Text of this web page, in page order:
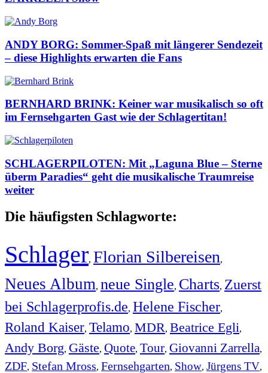
ANDY BORG: Sommer-Spaß mit längerer Sendezeit
– diese Highlights erwarten die Fans
BERNHARD BRINK: Keiner war musikalisch so oft
im Fernsehgarten Gast wie der Schlagertitan!
SCHLAGERPILOTEN: Mit „Laguna Blue – Sterne
überm Paradies“ geht die musikalische Traumreise
weiter
Die häufigsten Schlagworte:
Schlager, Florian Silbereisen,
Neues Album, neue Single, Charts, Zuerst
bei Schlagerprofis.de, Helene Fischer,
Roland Kaiser, Telamo, MDR, Beatrice Egli,
Andy Borg, Gäste, Quote, Tour, Giovanni Zarrella,
ZDF, Stefan Mross, Fernsehgarten, Show, Jürgens TV,